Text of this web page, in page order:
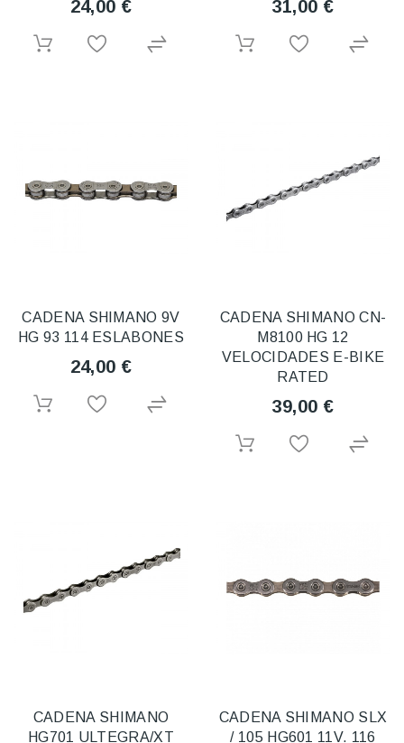
24,00 € 31,00 €
CADENA SHIMANO 9V
HG 93 114 ESLABONES
24,00 €
CADENA SHIMANO CN-
M8100 HG 12
VELOCIDADES E-BIKE
RATED
39,00 €
CADENA SHIMANO
HG701 ULTEGRA/XT
CADENA SHIMANO SLX
/ 105 HG601 11V. 116